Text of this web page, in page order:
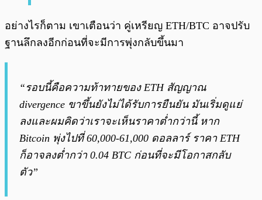
อย่างไรก็ตาม เขาเตือนว่า คู่เหรียญ ETH/BTC อาจปรับ
ฐานลึกลงอีกก่อนที่จะมีการพุ่งกลับขึ้นมา
“รอบนี้คือความท้าทายของ ETH สัญญาณ
divergence ขาขึ้นยังไม่ได้รับการยืนยัน มันเริ่มดูแย่
ลงและผมคิดว่าเราจะเห็นราคาต่ำกว่านี้ หาก
Bitcoin พุ่งไปที่ 60,000-61,000 ดอลลาร์ ราคา ETH
ก็อาจลงต่ำกว่า 0.04 BTC ก่อนที่จะมีโอกาสกลับ
ตัว”